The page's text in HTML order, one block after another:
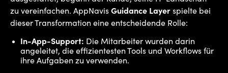
zu vereinfachen. AppNavis Guidance Layer spielte bei
dieser Transformation eine entscheidende Rolle:
In-App-Support: Die Mitarbeiter wurden darin
angeleitet, die effizientesten Tools und Workflows für
ihre Aufgaben zu verwenden.